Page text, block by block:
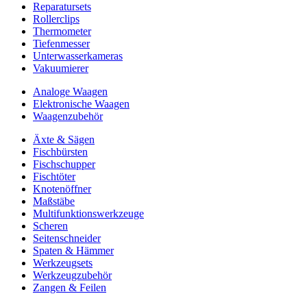
Reparatursets
Rollerclips
Thermometer
Tiefenmesser
Unterwasserkameras
Vakuumierer
Analoge Waagen
Elektronische Waagen
Waagenzubehör
Äxte & Sägen
Fischbürsten
Fischschupper
Fischtöter
Knotenöffner
Maßstäbe
Multifunktionswerkzeuge
Scheren
Seitenschneider
Spaten & Hämmer
Werkzeugsets
Werkzeugzubehör
Zangen & Feilen